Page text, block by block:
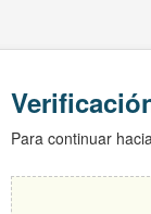
Para continuar